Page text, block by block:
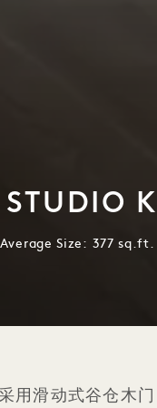
STUDIO
Average Size: 377
用滑动式谷仓木